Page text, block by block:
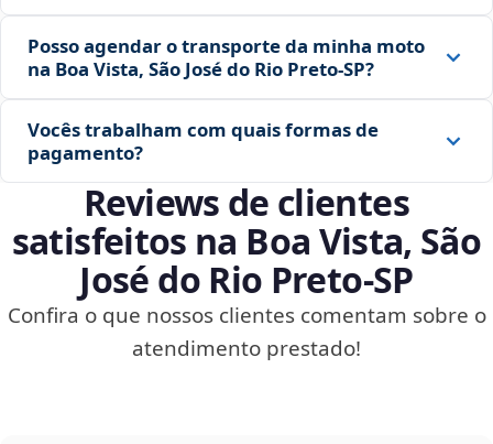
Posso agendar o transporte da minha moto
na Boa Vista, São José do Rio Preto‑SP?
Vocês trabalham com quais formas de
pagamento?
Reviews de clientes
satisfeitos na Boa Vista, São
José do Rio Preto‑SP
Confira o que nossos clientes comentam sobre o
atendimento prestado!